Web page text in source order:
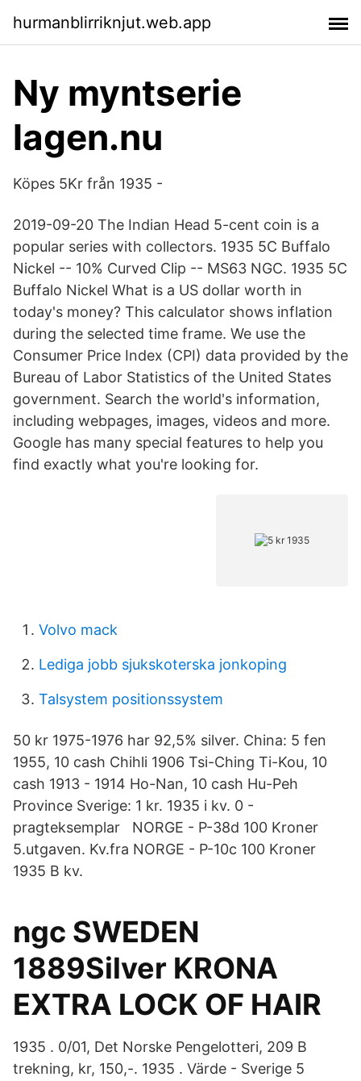
hurmanblirriknjut.web.app
Ny myntserie
lagen.nu
Köpes 5Kr från 1935 -
2019-09-20 The Indian Head 5-cent coin is a
popular series with collectors. 1935 5C Buffalo
Nickel -- 10% Curved Clip -- MS63 NGC. 1935 5C
Buffalo Nickel What is a US dollar worth in
today's money? This calculator shows inflation
during the selected time frame. We use the
Consumer Price Index (CPI) data provided by the
Bureau of Labor Statistics of the United States
government. Search the world's information,
including webpages, images, videos and more.
Google has many special features to help you
find exactly what you're looking for.
Volvo mack
Lediga jobb sjukskoterska jonkoping
Talsystem positionssystem
50 kr 1975-1976 har 92,5% silver. China: 5 fen
1955, 10 cash Chihli 1906 Tsi-Ching Ti-Kou, 10
cash 1913 - 1914 Ho-Nan, 10 cash Hu-Peh
Province Sverige: 1 kr. 1935 i kv. 0 -
pragteksemplar NORGE - P-38d 100 Kroner
5.utgaven. Kv.fra NORGE - P-10c 100 Kroner
1935 B kv.
ngc SWEDEN
1889Silver KRONA
EXTRA LOCK OF HAIR
1935 . 0/01, Det Norske Pengelotteri, 209 B
trekning, kr, 150,-. 1935 . Värde - Sverige 5